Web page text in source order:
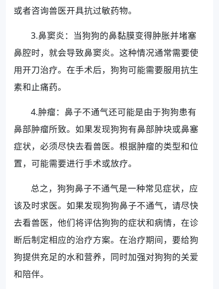
或者咨询兽医开具抗过敏药物。
3.鼻窦炎：当狗狗的鼻黏膜变得肿胀并堵塞
鼻腔时，就会导致鼻窦炎。这种情况通常需要使
用开刀治疗。在手术后，狗狗可能需要服用抗生
素和止痛药。
4.肿瘤：鼻子不通气还可能是由于狗狗患有
鼻部肿瘤所致。如果发现狗狗有鼻部肿块或鼻塞
症状，必须尽快去看兽医。根据肿瘤的类型和位
置，可能需要进行手术或放疗。
总之，狗狗鼻子不通气是一种常见症状，应
该及时求医。如果发现狗狗鼻子不通气，请尽快
去看兽医，他们将评估狗狗的症状和病情，在诊
断后制定相应的治疗方案。在治疗期间，要给狗
狗提供充足的水和营养，同时加强对狗狗的关爱
和陪伴。